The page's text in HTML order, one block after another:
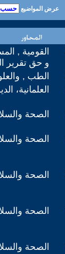
عرض المواضيع
القومية ,
و حق تقرير
الطب ,
العلمانية،
الصحة
الصحة
الصحة
الصحة
الصحة